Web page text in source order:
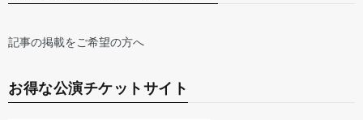
記事の掲載をご希望の方へ
お得な公演チケットサイト